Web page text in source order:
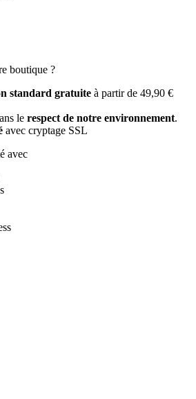
boutique ?
standard gratuite à partir de 49,90 €
le respect de notre environnement.
avec cryptage SSL
avec